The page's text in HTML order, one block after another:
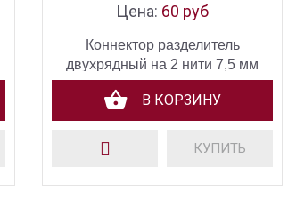
Цена: 60 руб
Коннектор разделитель
двухрядный на 2 нити 7,5 мм
родий
В КОРЗИНУ
КУПИТЬ